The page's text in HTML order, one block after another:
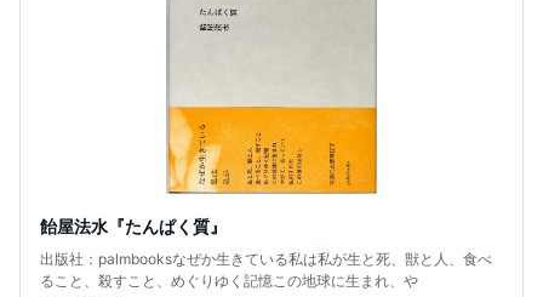
飴屋法水『たんぱく質』
出版社：palmbooksなぜか生きている私は私が生と死、獣と人、食べ
ること、殺すこと、めぐりゆく記憶この地球に生まれ、や